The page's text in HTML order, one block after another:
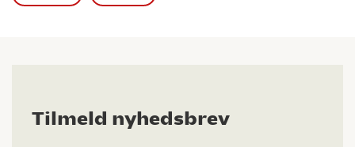
Tilmeld nyhedsbrev